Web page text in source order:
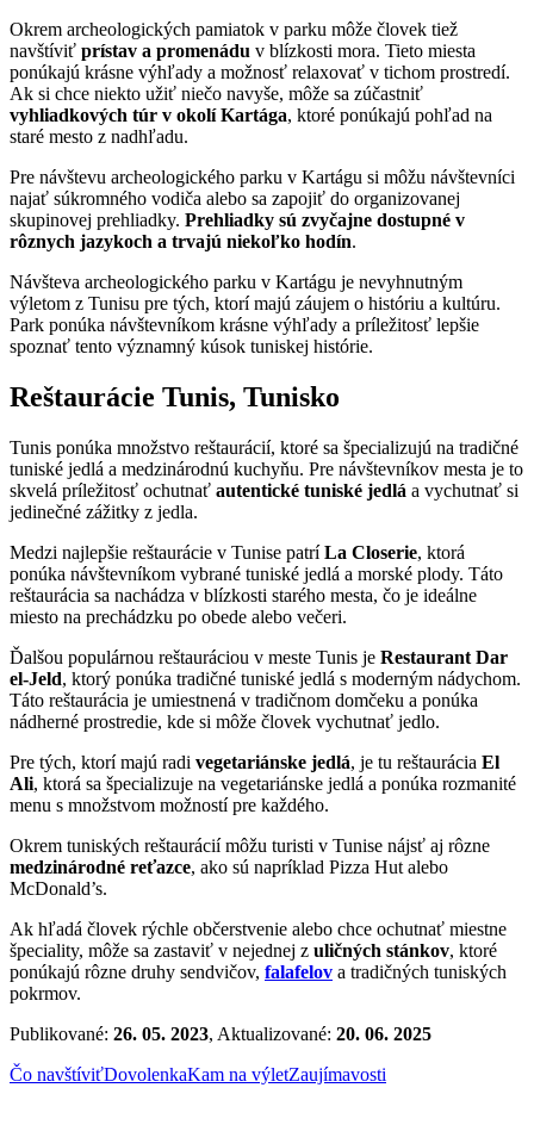
Okrem archeologických pamiatok v parku môže človek tiež
navštíviť prístav a promenádu v blízkosti mora. Tieto miesta
ponúkajú krásne výhľady a možnosť relaxovať v tichom prostredí.
Ak si chce niekto užiť niečo navyše, môže sa zúčastniť
vyhliadkových túr v okolí Kartága, ktoré ponúkajú pohľad na
staré mesto z nadhľadu.
Pre návštevu archeologického parku v Kartágu si môžu návštevníci
najať súkromného vodiča alebo sa zapojiť do organizovanej
skupinovej prehliadky. Prehliadky sú zvyčajne dostupné v
rôznych jazykoch a trvajú niekoľko hodín.
Návšteva archeologického parku v Kartágu je nevyhnutným
výletom z Tunisu pre tých, ktorí majú záujem o históriu a kultúru.
Park ponúka návštevníkom krásne výhľady a príležitosť lepšie
spoznať tento významný kúsok tuniskej histórie.
Reštaurácie Tunis, Tunisko
Tunis ponúka množstvo reštaurácií, ktoré sa špecializujú na tradičné
tuniské jedlá a medzinárodnú kuchyňu. Pre návštevníkov mesta je to
skvelá príležitosť ochutnať autentické tuniské jedlá a vychutnať si
jedinečné zážitky z jedla.
Medzi najlepšie reštaurácie v Tunise patríLa Closerie, ktorá
ponúka návštevníkom vybrané tuniské jedlá a morské plody. Táto
reštaurácia sa nachádza v blízkosti starého mesta, čo je ideálne
miesto na prechádzku po obede alebo večeri.
Ďalšou populárnou reštauráciou v meste Tunis je Restaurant Dar
el-Jeld, ktorý ponúka tradičné tuniské jedlá s moderným nádychom.
Táto reštaurácia je umiestnená v tradičnom domčeku a ponúka
nádherné prostredie, kde si môže človek vychutnať jedlo.
Pre tých, ktorí majú radi vegetariánske jedlá, je tu reštaurácia El
Ali, ktorá sa špecializuje na vegetariánske jedlá a ponúka rozmanité
menu s množstvom možností pre každého.
Okrem tuniských reštaurácií môžu turisti v Tunise nájsť aj rôzne
medzinárodné reťazce, ako sú napríklad Pizza Hut alebo
McDonald’s.
Ak hľadá človek rýchle občerstvenie alebo chce ochutnať miestne
špeciality, môže sa zastaviť v nejednej z uličných stánkov, ktoré
ponúkajú rôzne druhy sendvičov, falafelov a tradičných tuniských
pokrmov.
Publikované: 26. 05. 2023, Aktualizované: 20. 06. 2025
Čo navštíviťDovolenkaKam na výletZaujímavosti